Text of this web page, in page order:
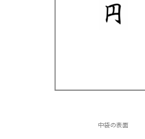
中袋の表面